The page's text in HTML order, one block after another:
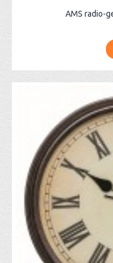
AMS radio-